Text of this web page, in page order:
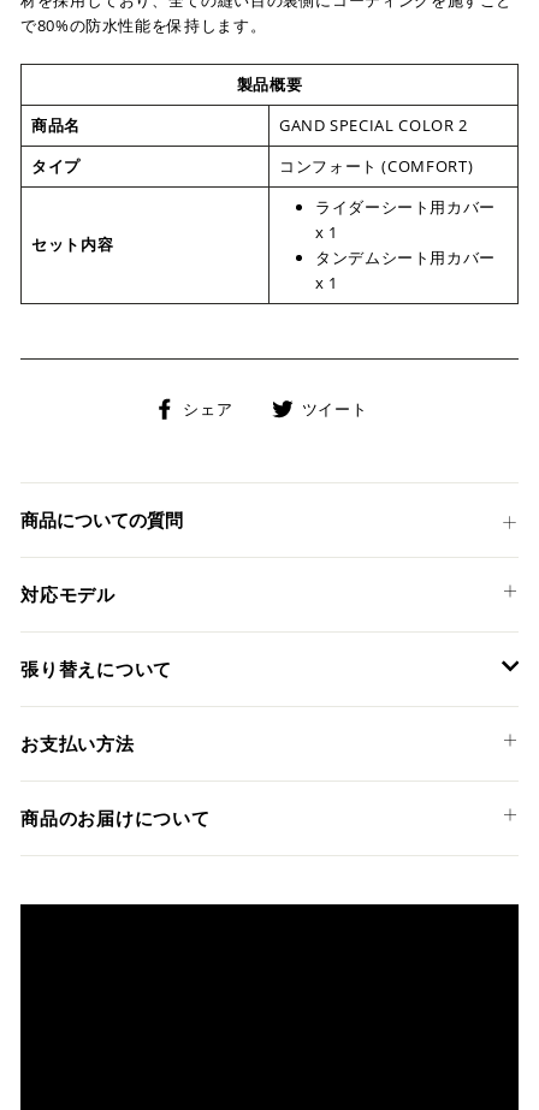
で80%の防水性能を保持します。
製品概要
商品名
GAND SPECIAL COLOR 2
タイプ
コンフォート (COMFORT)
セット内容
ライダーシート用カバー
x 1
タンデムシート用カバー
x 1
シェア
Facebook
ェ
る
ツイート
稿
商品についての質問
対応モデル
HONDA
CRF1000L AFRICA TWIN ADVENTURE SPORTS '18-19
張り替えについて
装着には専門知識のあるディーラーやショップでの作業を推
を承っております。
お支払い方法
クレジットカード
商品のお届けについて